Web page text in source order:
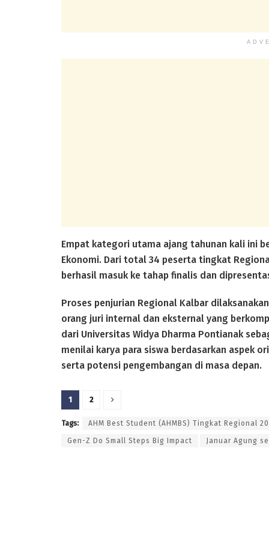
Empat kategori utama ajang tahunan kali ini
Ekonomi. Dari total 34 peserta tingkat
berhasil masuk ke tahap finalis dan
Proses penjurian Regional Kalbar
orang juri internal dan eksternal yang
dari Universitas Widya Dharma Pontianak
menilai karya para siswa berdasarkan aspek
serta potensi pengembangan di masa depan.
1 2
Tags: AHM Best Student (AHMBS) Tingkat Regional
Gen-Z Do Small Steps Big Impact Januar Agung